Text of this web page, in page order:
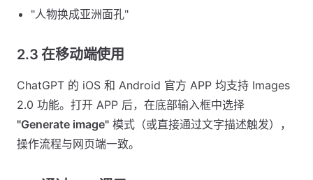
"人物换成亚洲面孔"
2.3 在移动端使用
ChatGPT 的 iOS 和 Android 官方 APP 均支持 Images
2.0 功能。打开 APP 后，在底部输入框中选择
"Generate image" 模式（或直接通过文字描述触发），
操作流程与网页端一致。